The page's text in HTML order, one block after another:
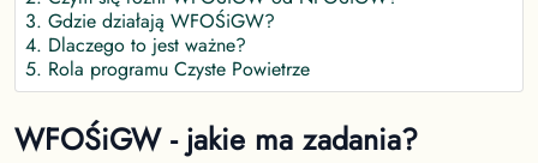
3. Gdzie działają WFOŚiGW?
4. Dlaczego to jest ważne?
5. Rola programu Czyste Powietrze
WFOŚiGW - jakie ma zadania?